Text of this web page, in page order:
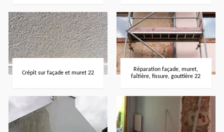
Crépit sur façade et muret 22
Réparation façade, muret,
faîtière, fissure, gouttière 22